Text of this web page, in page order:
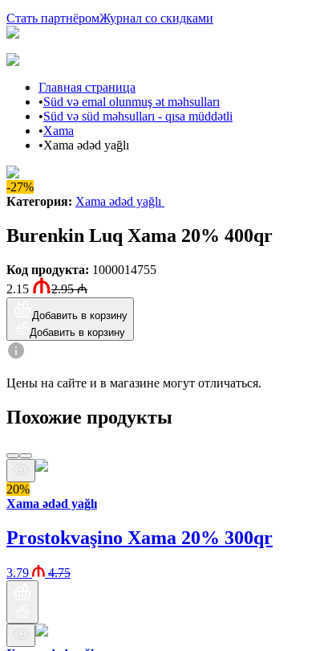
Стать партнёромЖурнал со скидками
Главная страница
•Süd və emal olunmuş ət məhsulları
•Süd və süd məhsulları - qısa müddətli
•Xama
•Xama ədəd yağlı
-27%
Категория: Xama ədəd yağlı
Burenkin Luq Xama 20% 400qr
Код продукта: 1000014755
2.15
2.95₼
Добавить в корзину
Добавить в корзину
Цены на сайте и в магазине могут отличаться.
Похожие продукты
20%
Xama ədəd yağlı
Prostokvaşino Xama 20% 300qr
3.79 4.75